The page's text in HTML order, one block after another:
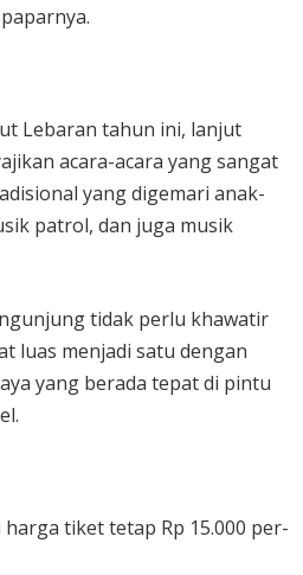
Lebaran tahun ini, lanjut
acara-acara yang sangat
yang digemari anak-
patrol, dan juga musik
tidak perlu khawatir
luas menjadi satu dengan
yang berada tepat di pintu
tiket tetap Rp 15.000 per-